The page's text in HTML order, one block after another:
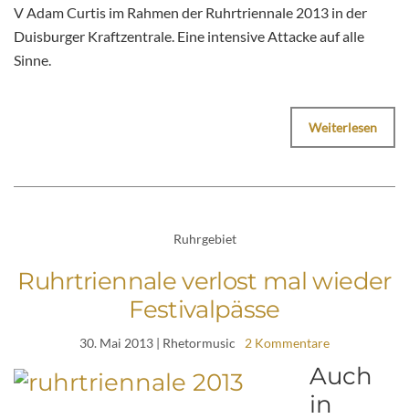
V Adam Curtis im Rahmen der Ruhrtriennale 2013 in der
Duisburger Kraftzentrale. Eine intensive Attacke auf alle
Sinne.
Weiterlesen
Ruhrgebiet
Ruhrtriennale verlost mal wieder
Festivalpässe
30. Mai 2013 | Rhetormusic 2 Kommentare
Auch
in